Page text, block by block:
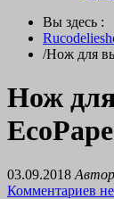
Вы здесь :
/Нож для
Нож
03.09.2018
Комментариев